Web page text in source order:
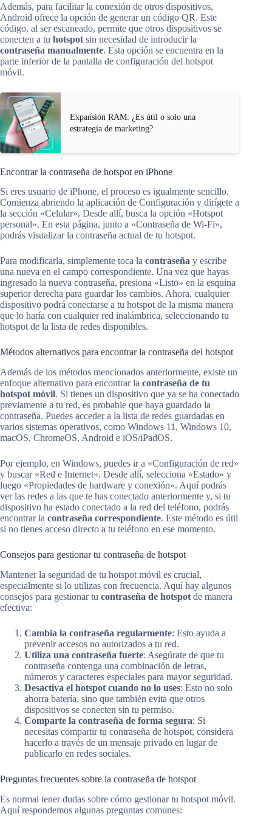
Además, para facilitar la conexión de otros dispositivos,
Android ofrece la opción de generar un código QR. Este
código, al ser escaneado, permite que otros dispositivos se
conecten a tu hotspot sin necesidad de introducir la
contraseña manualmente. Esta opción se encuentra en la
parte inferior de la pantalla de configuración del hotspot
móvil.
Expansión RAM: ¿Es útil o solo una
estrategia de marketing?
Encontrar la contraseña de hotspot en iPhone
Si eres usuario de iPhone, el proceso es igualmente sencillo.
Comienza abriendo la aplicación de Configuración y dirígete a
la sección «Celular». Desde allí, busca la opción «Hotspot
personal». En esta página, junto a «Contraseña de Wi-Fi»,
podrás visualizar la contraseña actual de tu hotspot.
Para modificarla, simplemente toca la contraseña y escribe
una nueva en el campo correspondiente. Una vez que hayas
ingresado la nueva contraseña, presiona «Listo» en la esquina
superior derecha para guardar los cambios. Ahora, cualquier
dispositivo podrá conectarse a tu hotspot de la misma manera
que lo haría con cualquier red inalámbrica, seleccionando tu
hotspot de la lista de redes disponibles.
Métodos alternativos para encontrar la contraseña del hotspot
Además de los métodos mencionados anteriormente, existe un
enfoque alternativo para encontrar la contraseña de tu
hotspot móvil. Si tienes un dispositivo que ya se ha conectado
previamente a tu red, es probable que haya guardado la
contraseña. Puedes acceder a la lista de redes guardadas en
varios sistemas operativos, como Windows 11, Windows 10,
macOS, ChromeOS, Android e iOS/iPadOS.
Por ejemplo, en Windows, puedes ir a «Configuración de red»
y buscar «Red e Internet». Desde allí, selecciona «Estado» y
luego «Propiedades de hardware y conexión». Aquí podrás
ver las redes a las que te has conectado anteriormente y, si tu
dispositivo ha estado conectado a la red del teléfono, podrás
encontrar la contraseña correspondiente. Este método es útil
si no tienes acceso directo a tu teléfono en ese momento.
Consejos para gestionar tu contraseña de hotspot
Mantener la seguridad de tu hotspot móvil es crucial,
especialmente si lo utilizas con frecuencia. Aquí hay algunos
consejos para gestionar tu contraseña de hotspot de manera
efectiva:
Cambia la contraseña regularmente: Esto ayuda a
prevenir accesos no autorizados a tu red.
Utiliza una contraseña fuerte: Asegúrate de que tu
contraseña contenga una combinación de letras,
números y caracteres especiales para mayor seguridad.
Desactiva el hotspot cuando no lo uses: Esto no solo
ahorra batería, sino que también evita que otros
dispositivos se conecten sin tu permiso.
Comparte la contraseña de forma segura: Si
necesitas compartir tu contraseña de hotspot, considera
hacerlo a través de un mensaje privado en lugar de
publicarlo en redes sociales.
Preguntas frecuentes sobre la contraseña de hotspot
Es normal tener dudas sobre cómo gestionar tu hotspot móvil.
Aquí respondemos algunas preguntas comunes: